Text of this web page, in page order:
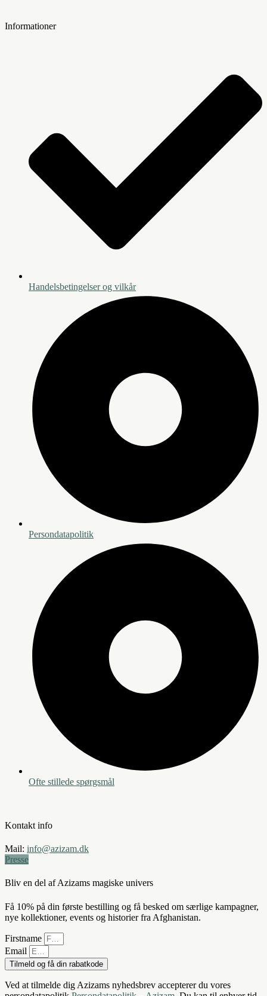
Informationer
Handelsbetingelser og vilkår
Persondatapolitik
Ofte stillede spørgsmål
Kontakt info
Mail: info@azizam.dk
Presse
Bliv en del af Azizams magiske univers
Få 10% på din første bestilling og få besked om særlige kampagner,
nye kollektioner, events og historier fra Afghanistan.
Firstname
Email
Tilmeld og få din rabatkode
Ved at tilmelde dig Azizams nyhedsbrev accepterer du vores